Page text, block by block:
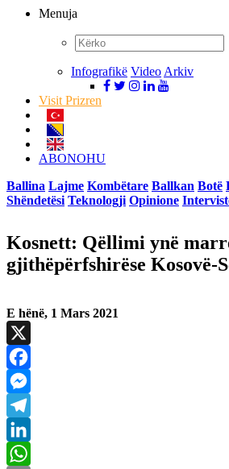
Menuja
Infografikë Video Arkiv
Visit Prizren
ABONOHU
Ballina Lajme Kombëtare Ballkan Botë
Shëndetësi Teknologji Opinione
Kosnett: Qëllimi ynë
gjithëpërfshirëse Kosovë-
E hënë, 1 Mars 2021
X
Facebook
Messenger
Telegram
LinkedIn